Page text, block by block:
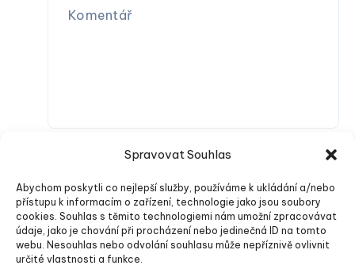
Spravovat Souhlas
Abychom poskytli co nejlepší služby, používáme k ukládání a/nebo
přístupu k informacím o zařízení, technologie jako jsou soubory
cookies. Souhlas s těmito technologiemi nám umožní zpracovávat
údaje, jako je chování při procházení nebo jedinečná ID na tomto
webu. Nesouhlas nebo odvolání souhlasu může nepříznivě ovlivnit
určité vlastnosti a funkce.
Odeslat komentář